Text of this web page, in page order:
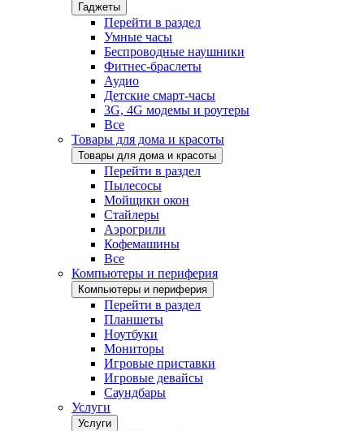
Гаджеты
Перейти в раздел
Умные часы
Беспроводные наушники
Фитнес-браслеты
Аудио
Детские смарт-часы
3G, 4G модемы и роутеры
Все
Товары для дома и красоты
Товары для дома и красоты
Перейти в раздел
Пылесосы
Мойщики окон
Стайлеры
Аэрогрили
Кофемашины
Все
Компьютеры и периферия
Компьютеры и периферия
Перейти в раздел
Планшеты
Ноутбуки
Мониторы
Игровые приставки
Игровые девайсы
Саундбары
Услуги
Услуги